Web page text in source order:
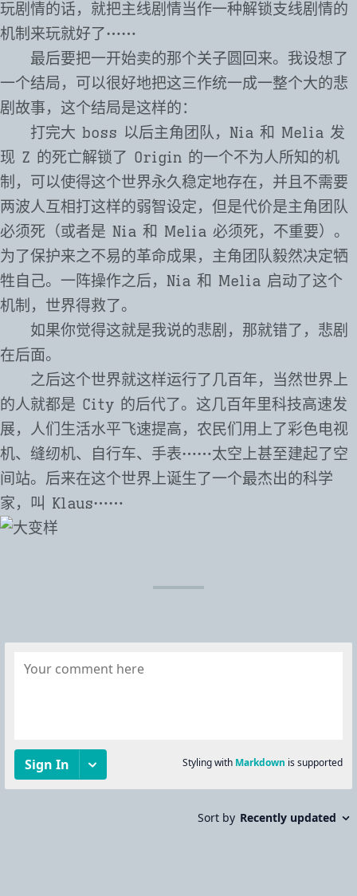
玩剧情的话，就把主线剧情当作一种解锁支线剧情的
机制来玩就好了⋯⋯
最后要把一开始卖的那个关子圆回来。我设想了
一个结局，可以很好地把这三作统一成一整个大的悲
剧故事，这个结局是这样的：
打完大 boss 以后主角团队，Nia 和 Melia 发
现 Z 的死亡解锁了 Origin 的一个不为人所知的机
制，可以使得这个世界永久稳定地存在，并且不需要
两波人互相打这样的弱智设定，但是代价是主角团队
必须死（或者是 Nia 和 Melia 必须死，不重要）。
为了保护来之不易的革命成果，主角团队毅然决定牺
牲自己。一阵操作之后，Nia 和 Melia 启动了这个
机制，世界得救了。
如果你觉得这就是我说的悲剧，那就错了，悲剧
在后面。
之后这个世界就这样运行了几百年，当然世界上
的人就都是 City 的后代了。这几百年里科技高速发
展，人们生活水平飞速提高，农民们用上了彩色电视
机、缝纫机、自行车、手表⋯⋯太空上甚至建起了空
间站。后来在这个世界上诞生了一个最杰出的科学
家，叫 Klaus⋯⋯